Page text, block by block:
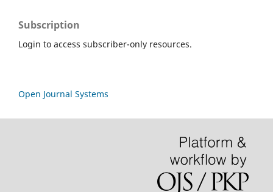
Subscription
Login to access subscriber-only resources.
Open Journal Systems